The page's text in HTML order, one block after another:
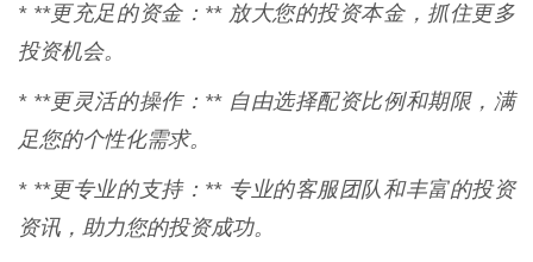
* **更充足的资金：** 放大您的投资本金，抓住更多
投资机会。
* **更灵活的操作：** 自由选择配资比例和期限，满
足您的个性化需求。
* **更专业的支持：** 专业的客服团队和丰富的投资
资讯，助力您的投资成功。